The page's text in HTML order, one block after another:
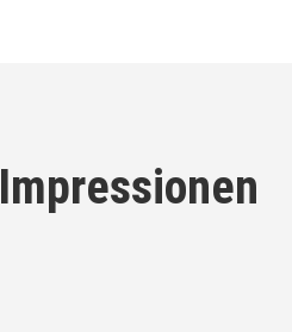
Impressionen